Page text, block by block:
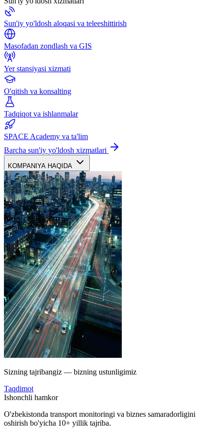
Sun'iy yo'ldosh aloqasi va teleeshittirish
Masofadan zondlash va GIS
Yer stansiyasi xizmati
O'qitish va konsalting
Tadqiqot va ishlanmalar
SPACE Academy va ta'lim
Barcha sun'iy yo'ldosh xizmatlari
KOMPANIYA HAQIDA
Sizning tajribangiz — bizning ustunligimiz
Taqdimot
Ishonchli hamkor
O'zbekistonda transport monitoringi va biznes samaradorligini
oshirish bo'yicha 10+ yillik tajriba.